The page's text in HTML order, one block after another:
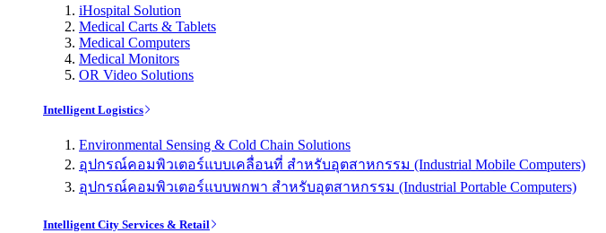
iHospital Solution
Medical Carts & Tablets
Medical Computers
Medical Monitors
OR Video Solutions
Intelligent Logistics
Environmental Sensing & Cold Chain Solutions
อุปกรณ์คอมพิวเตอร์แบบเคลื่อนที่ สำหรับอุตสาหกรรม (Industrial Mobile Computers)
อุปกรณ์คอมพิวเตอร์แบบพกพา สำหรับอุตสาหกรรม (Industrial Portable Computers)
Intelligent City Services & Retail